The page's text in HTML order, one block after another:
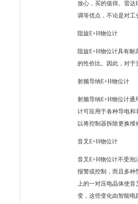
放心，买的值得。雷达
调等优点，不论是对工
阻旋E+H物位计
阻旋E+H物位计具有
的性价比。因此，对于
射频导纳E+H物位计
射频导纳E+H物位计通
计可应用于各种导电和
以将控制器拆除更换
音叉E+H物位计
音叉E+H物位计不受泡
报警或控制，而且多种
上的一对压电晶体使音
变，这些变化由智能电